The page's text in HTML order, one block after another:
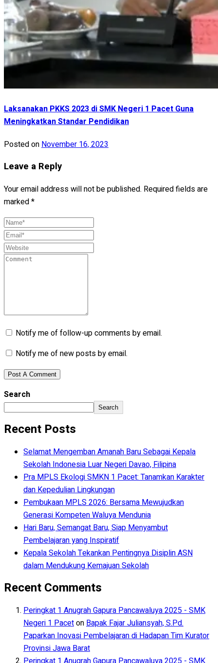
Laksanakan PKKS 2023 di SMK Negeri 1 Pacet Guna
Meningkatkan Standar Pendidikan
Posted onNovember 16, 2023
Leave a Reply
Your email address will not be published. Required fields are
marked*
Notify me of follow-up comments by email.
Notify me of new posts by email.
Search
Search
Recent Posts
Selamat Mengemban Amanah Baru Sebagai Kepala
Sekolah Indonesia Luar Negeri Davao, Filipina
Pra MPLS Ekologi SMKN 1 Pacet: Tanamkan Karakter
dan Kepedulian Lingkungan
Pembukaan MPLS 2026: Bersama Mewujudkan
Generasi Kompeten Waluya Mendunia
Hari Baru, Semangat Baru, Siap Menyambut
Pembelajaran yang Inspiratif
Kepala Sekolah Tekankan Pentingnya Disiplin ASN
dalam Mendukung Kemajuan Sekolah
Recent Comments
Peringkat 1 Anugrah Gapura Pancawaluya 2025 - SMK
Negeri 1 PacetonBapak Fajar Juliansyah, S.Pd.
Paparkan Inovasi Pembelajaran di Hadapan Tim Kurator
Provinsi Jawa Barat